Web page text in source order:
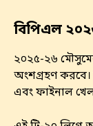
বিপিএল
২০২৫-২৬
অংশগ্রহণ করবে।
এবং ফাইনাল